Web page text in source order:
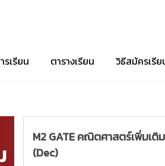
รเรียน ตารางเรียน วิธีสมัครเรีย
M2 GATE คณิตศาสตร์เพิ่มเ
(Dec)